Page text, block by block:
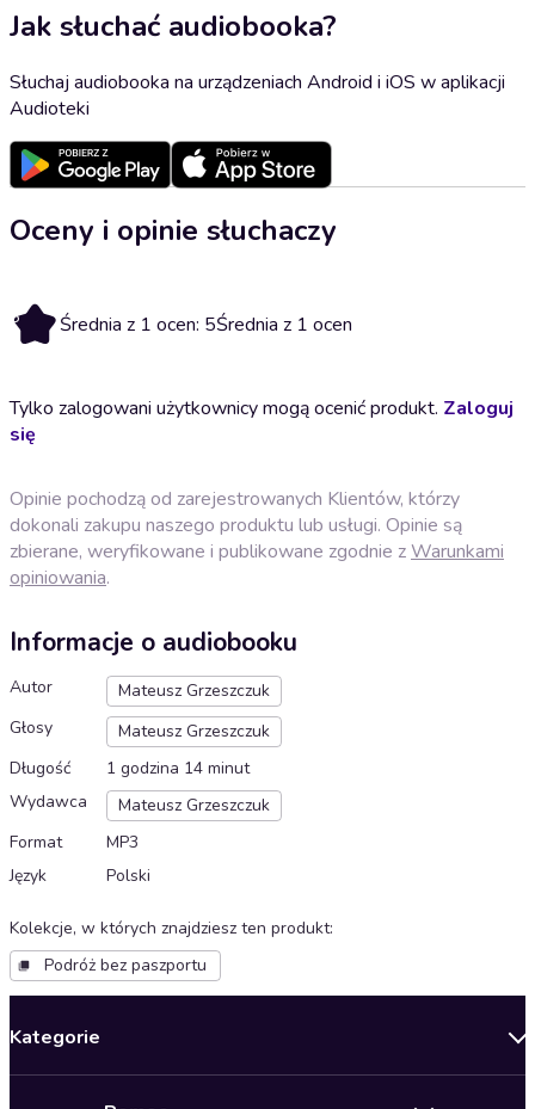
Jak słuchać audiobooka?
Słuchaj audiobooka na urządzeniach Android i iOS w aplikacji
Audioteki
Oceny i opinie słuchaczy
5 Średnia z 1 ocen: 5Średnia z 1 ocen
Tylko zalogowani użytkownicy mogą ocenić produkt. Zaloguj
się
Opinie pochodzą od zarejestrowanych Klientów, którzy
dokonali zakupu naszego produktu lub usługi. Opinie są
zbierane, weryfikowane i publikowane zgodnie zWarunkami
opiniowania.
Informacje o audiobooku
Autor
Mateusz Grzeszczuk
Głosy
Mateusz Grzeszczuk
Długość
1 godzina 14 minut
Wydawca
Mateusz Grzeszczuk
Format
MP3
Język
Polski
Kolekcje, w których znajdziesz ten produkt:
Podróż bez paszportu
Kategorie